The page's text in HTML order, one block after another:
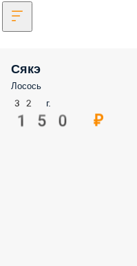
Сякэ
Лосось
32 г.
150 ₽